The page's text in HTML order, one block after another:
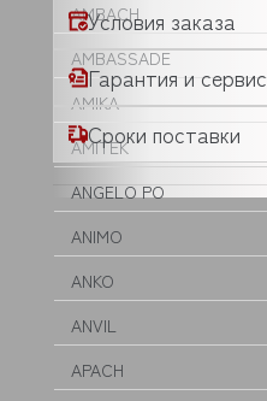
AMBACH
AMBASSADE
AMIKA
AMITEK
ANGELO PO
ANIMO
ANKO
ANVIL
APACH
Условия заказа
Гарантия и сервис
Сроки поставки